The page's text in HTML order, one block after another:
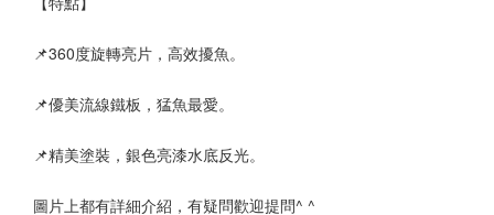
📌360度旋轉亮片，高效擾魚。
📌優美流線鐵板，猛魚最愛。
📌精美塗裝，銀色亮漆水底反光。
圖片上都有詳細介紹，有疑問歡迎提問^ ^